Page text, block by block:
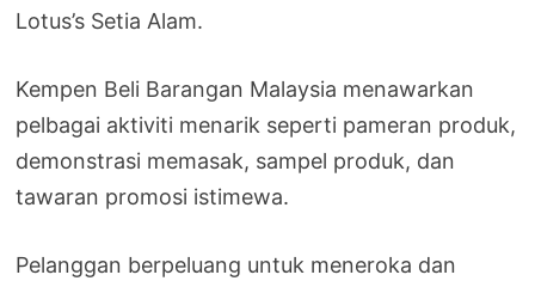
Lotus’s Setia Alam.
Kempen Beli Barangan Malaysia menawarkan
pelbagai aktiviti menarik seperti pameran produk,
demonstrasi memasak, sampel produk, dan
tawaran promosi istimewa.
Pelanggan berpeluang untuk meneroka dan